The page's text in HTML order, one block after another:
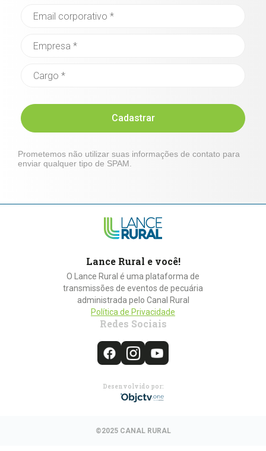
Cadastrar
Prometemos não utilizar suas informações de contato para
enviar qualquer tipo de SPAM.
Lance Rural e você!
O Lance Rural é uma plataforma de
transmissões de eventos de pecuária
administrada pelo Canal Rural
Política de Privacidade
Redes Sociais
Desenvolvido por:
©2025 CANAL RURAL